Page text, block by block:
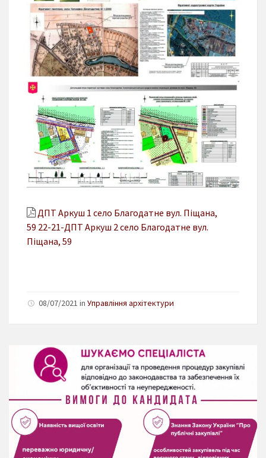
ДПТ Аркуш 1 село Благодатне вул. Піщана,
59 22-21-ДПТ Аркуш 2 село Благодатне вул.
Піщана, 59
08/07/2021 in Управління архітектури